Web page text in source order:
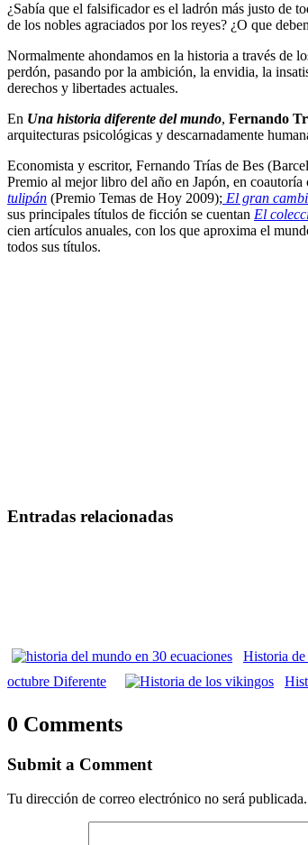
¿Sabía que el falsificador es el ladrón más justo de
de los nobles agraciados por los reyes? ¿O que
Normalmente ahondamos en la historia a través de
perdón, pasando por la ambición, la envidia, la
derechos y libertades actuales.
En Una historia diferente del mundo, Fernando
arquitecturas psicológicas y descarnadamente
Economista y escritor, Fernando Trías de Bes
Premio al mejor libro del año en Japón, en
tulipán (Premio Temas de Hoy 2009); El gran
sus principales títulos de ficción se cuentan El
cien artículos anuales, con los que aproxima el
todos sus títulos.
Entradas relacionadas
Historia de
octubre Diferente
0 Comments
Submit a Comment
Tu dirección de correo electrónico no será publicada.